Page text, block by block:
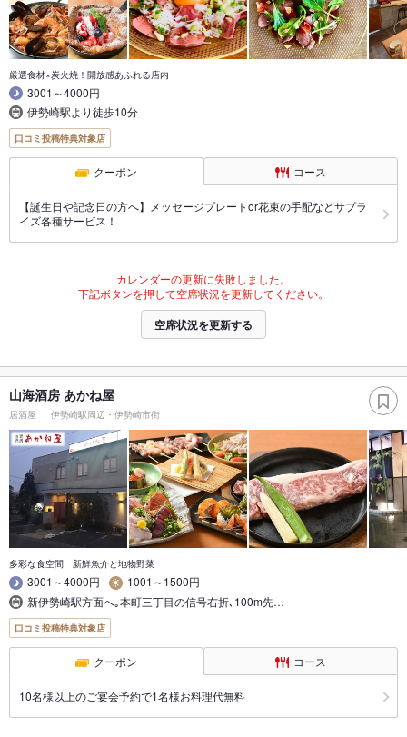
厳選食材×炭火焼！開放感あふれる店内
3001～4000円
伊勢崎駅より徒歩10分
口コミ投稿特典対象店
クーポン コース
【誕生日や記念日の方へ】メッセージプレートor花束の手配などサプラ
イズ各種サービス！
カレンダーの更新に失敗しました。
下記ボタンを押して空席状況を更新してください。
空席状況を更新する
山海酒房 あかね屋
居酒屋 伊勢崎駅周辺・伊勢崎市街
多彩な食空間 新鮮魚介と地物野菜
3001～4000円
1001～1500円
新伊勢崎駅方面へ｡本町三丁目の信号右折､100m先…
口コミ投稿特典対象店
クーポン コース
10名様以上のご宴会予約で1名様お料理代無料